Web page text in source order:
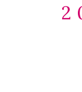
appartement T3